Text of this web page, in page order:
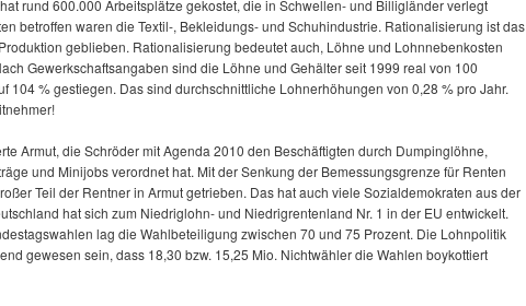
rund 600.000 Arbeitsplätze gekostet, die in Schwellen- und Billigländer verlegt
betroffen waren die Textil-, Bekleidungs- und Schuhindustrie. Rationalisierung ist das
geblieben. Rationalisierung bedeutet auch, Löhne und Lohnnebenkosten
Gewerkschaftsangaben sind die Löhne und Gehälter seit 1999 real von 100
104 % gestiegen. Das sind durchschnittliche Lohnerhöhungen von 0,28 % pro Jahr.
Armut, die Schröder mit Agenda 2010 den Beschäftigten durch Dumpinglöhne,
und Minijobs verordnet hat. Mit der Senkung der Bemessungsgrenze für Renten
Teil der Rentner in Armut getrieben. Das hat auch viele Sozialdemokraten aus der
hat sich zum Niedriglohn- und Niedrigrentenland Nr. 1 in der EU entwickelt.
lag die Wahlbeteiligung zwischen 70 und 75 Prozent. Die Lohnpolitik
gewesen sein, dass 18,30 bzw. 15,25 Mio. Nichtwähler die Wahlen boykottiert